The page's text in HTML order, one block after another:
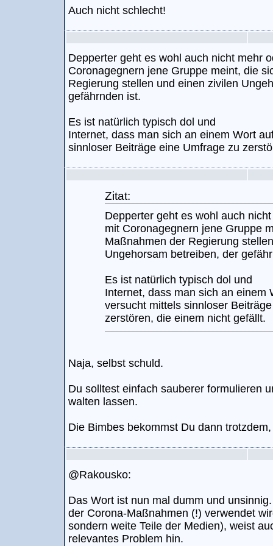
Auch nicht schlecht!
Depperter geht es wohl auch nicht mehr
Coronagegnern jene Gruppe meint, die
Regierung stellen und einen zivilen
gefährnden ist.
Es ist natürlich typisch dol und
Internet, dass man sich an einem Wort
sinnloser Beiträge eine Umfrage zu
Zitat:
Depperter geht es wohl auch
mit Coronagegnern jene Gruppe
Maßnahmen der Regierung
Ungehorsam betreiben, der
Es ist natürlich typisch dol und
Internet, dass man sich an einem
versucht mittels sinnloser
zerstören, die einem nicht gefällt.
Naja, selbst schuld.
Du solltest einfach sauberer formulieren
walten lassen.
Die Bimbes bekommst Du dann
@Rakousko:
Das Wort ist nun mal dumm und
der Corona-Maßnahmen (!) verwendet
sondern weite Teile der Medien), weist
relevantes Problem hin.